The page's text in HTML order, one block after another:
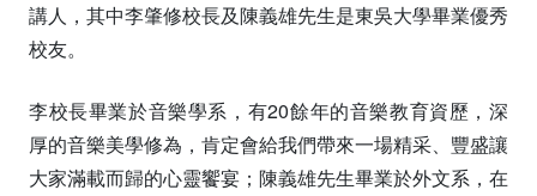
講人，其中李肇修校長及陳義雄先生是東吳大學畢業優秀
校友。
李校長畢業於音樂學系，有20餘年的音樂教育資歷，深
厚的音樂美學修為，肯定會給我們帶來一場精采、豐盛讓
大家滿載而歸的心靈饗宴；陳義雄先生畢業於外文系，在